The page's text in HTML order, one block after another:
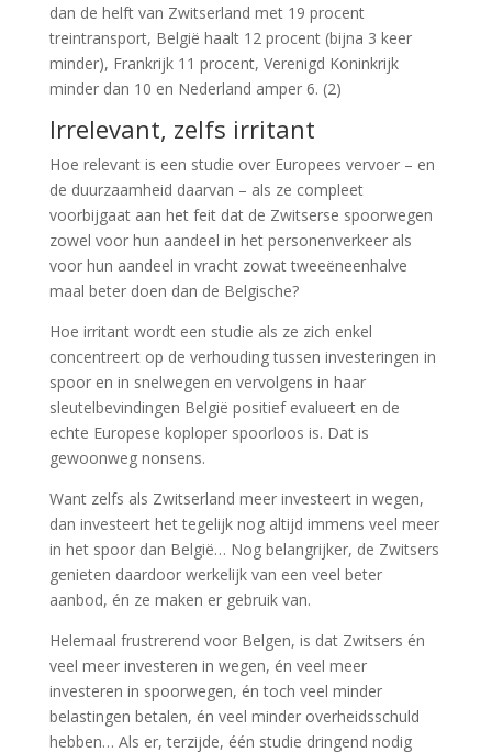
dan de helft van Zwitserland met 19 procent
treintransport, België haalt 12 procent (bijna 3 keer
minder), Frankrijk 11 procent, Verenigd Koninkrijk
minder dan 10 en Nederland amper 6. (2)
Irrelevant, zelfs irritant
Hoe relevant is een studie over Europees vervoer – en
de duurzaamheid daarvan – als ze compleet
voorbijgaat aan het feit dat de Zwitserse spoorwegen
zowel voor hun aandeel in het personenverkeer als
voor hun aandeel in vracht zowat tweeëneenhalve
maal beter doen dan de Belgische?
Hoe irritant wordt een studie als ze zich enkel
concentreert op de verhouding tussen investeringen in
spoor en in snelwegen en vervolgens in haar
sleutelbevindingen België positief evalueert en de
echte Europese koploper spoorloos is. Dat is
gewoonweg nonsens.
Want zelfs als Zwitserland meer investeert in wegen,
dan investeert het tegelijk nog altijd immens veel meer
in het spoor dan België… Nog belangrijker, de Zwitsers
genieten daardoor werkelijk van een veel beter
aanbod, én ze maken er gebruik van.
Helemaal frustrerend voor Belgen, is dat Zwitsers én
veel meer investeren in wegen, én veel meer
investeren in spoorwegen, én toch veel minder
belastingen betalen, én veel minder overheidsschuld
hebben… Als er, terzijde, één studie dringend nodig